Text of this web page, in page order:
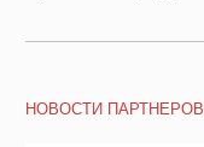
НОВОСТИ ПАРТНЕРОВ